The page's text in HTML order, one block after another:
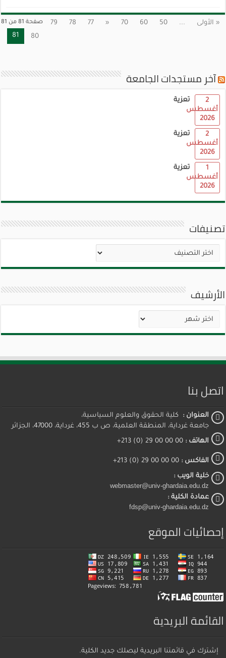
صفحة 81 من 81 « الأولى ...
50
60
70
«
77
78
79
80
81
آخر مستجدات الجامعة
تعزية
2
أغسطس
2026
تعزية
2
أغسطس
2026
تعزية
1
أغسطس
2026
تصنيفات
تصنيفات
الأرشيف
الأرشيف
اتصل بنا
العنوان : كلية الحقوق والعلوم السياسية،
جامعة غرداية، المنطقة العلمية، ص ب 455، غرداية، 47000، الجزائر
الهاتف : 00 00 00 29 (0) 213+
الفاكس : 00 00 00 29 (0) 213+
خلية الويب :
webmaster@univ-ghardaia.edu.dz
عمادة الكلية :
fdsp@univ-ghardaia.edu.dz
إحصائيات الموقع
القائمة البريدية
إشترك في قائمتنا البريدية ليصلك جديد الكلية.